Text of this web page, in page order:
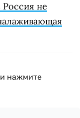
Россия не
нажмите